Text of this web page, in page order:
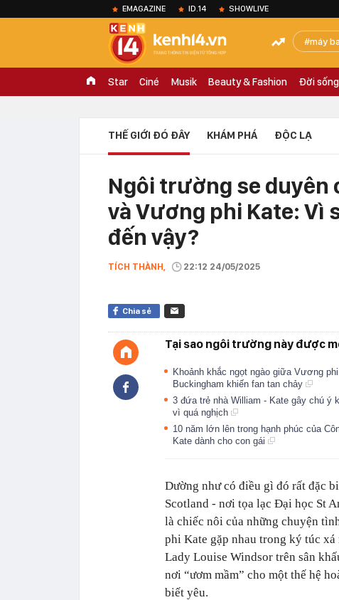
EMAGAZINE ID.14 SHOWLIVE
máy
Star Ciné Musik Beauty & Fashion Đời sống
THẾ GIỚI ĐÓ ĐÂY KHÁM PHÁ ĐỘC LẠ
Ngôi trường se duyên
và Vương phi Kate: Vì
đến vậy?
TÍCH THÀNH, 22:12 24/05/2025
Chia sẻ
Tại sao ngôi trường này được
Khoảnh khắc ngọt ngào giữa Vương
Buckingham khiến fan tan chảy
3 đứa trẻ nhà William - Kate gây chú ý
vì quá nghịch
10 năm lớn lên trong hạnh phúc của
Kate dành cho con gái
Dường như có điều gì đó rất đặc
Scotland - nơi tọa lạc Đại học St
là chiếc nôi của những chuyện
phi Kate gặp nhau trong ký túc
Lady Louise Windsor trên sân
nơi “ươm mầm” cho một thế hệ
biết yêu.